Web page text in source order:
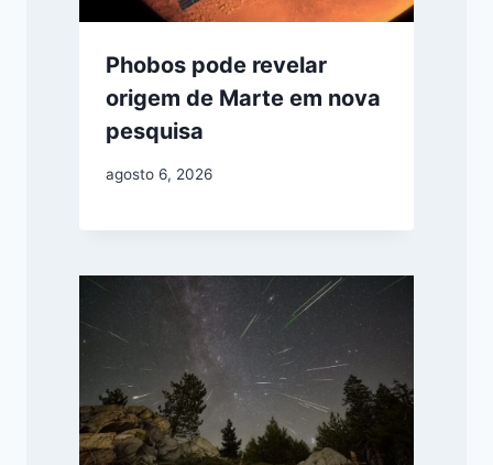
Phobos pode revelar
origem de Marte em nova
pesquisa
agosto 6, 2026